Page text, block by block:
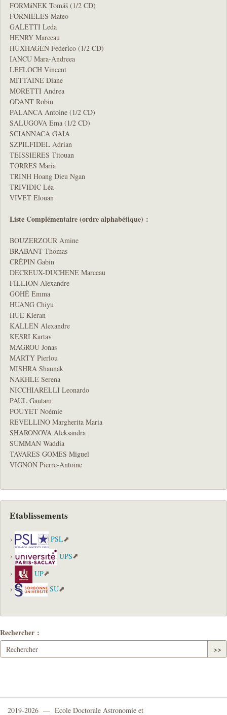
FORMáNEK Tomáš (1/2 CD)
FORNIELES Mateo
GALETTI Leda
HENRY Marceau
HUXHAGEN Federico (1/2 CD)
IANCU Mara-Andreea
LEFLOCH Vincent
MITTAINE Diane
MORETTI Andrea
ODANT Robin
PALANCA Antoine (1/2 CD)
SALUGOVA Ema (1/2 CD)
SCIANNACA GAIA
SZPILFIDEL Adrian
TEISSIERES Titouan
TORRES Maria
TRINH Hoang Dieu Ngan
TRIVIDIC Léa
VIVET Elouan
Liste Complémentaire (ordre alphabétique) :
BOUZERZOUR Amine
BRABANT Thomas
CRÉPIN Gabin
DECREUX-DUCHENE Marceau
FILLION Alexandre
GOHÉ Emma
HUANG Chiyu
HUE Kieran
KALLEN Alexandre
KESRI Kartav
MAGROU Jonas
MARTY Pierlou
MISHRA Shaunak
NAKHLE Serena
NICCHIARELLI Leonardo
PAUL Gautam
POUYET Noémie
REVELLINO Margherita Maria
SHARONOVA Aleksandra
SUMMAN Waddia
TAVARES GOMES Miguel
VIGNON Pierre-Antoine
Etablissements
PSL
UPS
UP
SU
Rechercher :
>>
2019-2026 — Ecole Doctorale Astronomie et